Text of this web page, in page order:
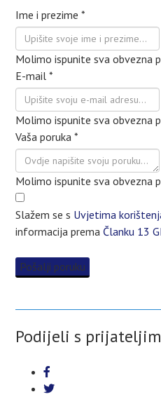
Ime i prezime *
Molimo ispunite sva obvezna
E-mail*
Molimo ispunite sva obvezna
Vaša poruka *
Molimo ispunite sva obvezna
Slažem se s Uvjetima
informacija prema Članku 13
Pošalji poruku
Podijeli s